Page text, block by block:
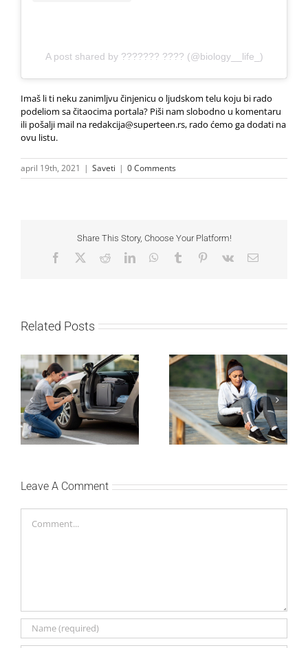
A post shared by ??????? ???? (@biology__life_)
Imaš li ti neku zanimljvu činjenicu o ljudskom telu koju bi rado
podeliom sa čitaocima portala? Piši nam slobodno u komentaru
ili pošalji mail na redakcija@superteen.rs, rado ćemo ga dodati na
ovu listu.
april 19th, 2021 | Saveti | 0 Comments
Share This Story, Choose Your Platform!
Facebook RedditLinkedInWhatsApp
Tumblr Pinterest
Vk Email
Related Posts
Kako mladi vozači
mogu pametno da
planiraju putovanje
automobilom?
Treniraj pametno: Kako
da izbegneš povrede i
ostaneš u top formi
Leave A Comment